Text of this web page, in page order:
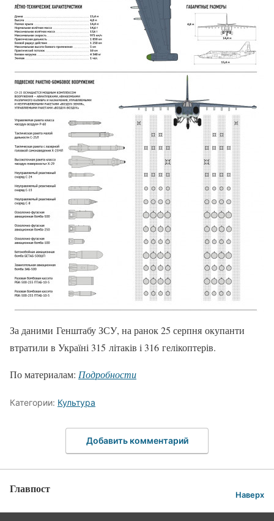
За даними Генштабу ЗСУ, на ранок 25 серпня окупанти
втратили в Україні 315 літаків і 316 гелікоптерів.
По материалам: Подробности
Категории: Культура
Добавить комментарий
Главпост Наверх